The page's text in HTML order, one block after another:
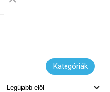
Kategóriák